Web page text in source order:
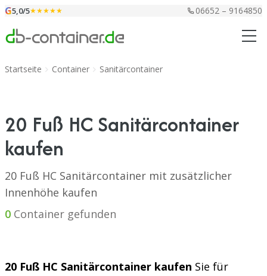
Zum Inhalt springen
G5,0/5★★★★★ 06652 – 9164850
Startseite Container Sanitärcontainer
20 Fuß HC Sanitärcontainer
kaufen
20 Fuß HC Sanitärcontainer mit zusätzlicher
Innenhöhe kaufen
0 Container gefunden
20 Fuß HC Sanitärcontainer kaufen Sie für